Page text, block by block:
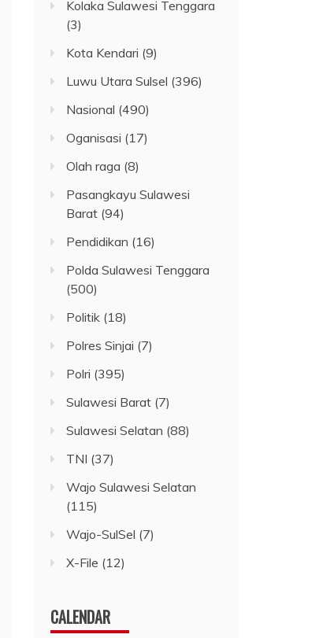
Kolaka Sulawesi Tenggara
(3)
Kota Kendari (9)
Luwu Utara Sulsel (396)
Nasional (490)
Oganisasi (17)
Olah raga (8)
Pasangkayu Sulawesi
Barat (94)
Pendidikan (16)
Polda Sulawesi Tenggara
(500)
Politik (18)
Polres Sinjai (7)
Polri (395)
Sulawesi Barat (7)
Sulawesi Selatan (88)
TNI (37)
Wajo Sulawesi Selatan
(115)
Wajo-SulSel (7)
X-File (12)
CALENDAR